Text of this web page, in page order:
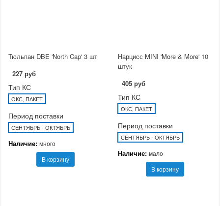
Тюльпан DBE 'North Cap' 3 шт
227 руб
Тип КС
ОКС, ПАКЕТ
Период поставки
СЕНТЯБРЬ - ОКТЯБРЬ
Наличие: много
В корзину
Нарцисс MINI 'More & More' 10
штук
405 руб
Тип КС
ОКС, ПАКЕТ
Период поставки
СЕНТЯБРЬ - ОКТЯБРЬ
Наличие: мало
В корзину